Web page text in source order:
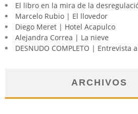
El libro en la mira de la
Marcelo Rubio | El llovedor
Diego Meret | Hotel Acapulco
Alejandra Correa | La nieve
DESNUDO COMPLETO | Entrevista
ARCHIVOS